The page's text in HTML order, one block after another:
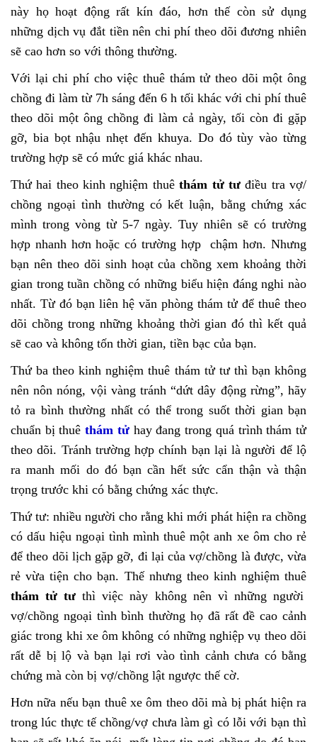
này họ hoạt động rất kín đáo, hơn thế còn sử dụng
những dịch vụ đắt tiền nên chi phí theo dõi đương nhiên
sẽ cao hơn so với thông thường.
Với lại chi phí cho việc thuê thám tử theo dõi một ông
chồng đi làm từ 7h sáng đến 6 h tối khác với chi phí thuê
theo dõi một ông chồng đi làm cả ngày, tối còn đi gặp
gỡ, bia bọt nhậu nhẹt đến khuya. Do đó tùy vào từng
trường hợp sẽ có mức giá khác nhau.
Thứ hai theo kinh nghiệm thuêthám tử tưđiều tra vợ/
chồng ngoại tình thường có kết luận, bằng chứng xác
mình trong vòng từ 5-7 ngày. Tuy nhiên sẽ có trường
hợp nhanh hơn hoặc có trường hợp chậm hơn. Nhưng
bạn nên theo dõi sinh hoạt của chồng xem khoảng thời
gian trong tuần chồng có những biểu hiện đáng nghi nào
nhất. Từ đó bạn liên hệ văn phòng thám tử để thuê theo
dõi chồng trong những khoảng thời gian đó thì kết quả
sẽ cao và không tốn thời gian, tiền bạc của bạn.
Thứ ba theo kinh nghiệm thuê thám tử tư thì bạn không
nên nôn nóng, vội vàng tránh “dứt dây động rừng”, hãy
tỏ ra bình thường nhất có thể trong suốt thời gian bạn
chuẩn bị thuê thám tửhay đang trong quá trình thám tử
theo dõi. Tránh trường hợp chính bạn lại là người để lộ
ra manh mối do đó bạn cần hết sức cẩn thận và thận
trọng trước khi có bằng chứng xác thực.
Thứ tư: nhiều người cho rằng khi mới phát hiện ra chồng
có dấu hiệu ngoại tình mình thuê một anh xe ôm cho rẻ
để theo dõi lịch gặp gỡ, đi lại của vợ/chồng là được, vừa
rẻ vừa tiện cho bạn. Thế nhưng theo kinh nghiệm thuê
thám tử tư thì việc này không nên vì những người
vợ/chồng ngoại tình bình thường họ đã rất đề cao cảnh
giác trong khi xe ôm không có những nghiệp vụ theo dõi
rất dễ bị lộ và bạn lại rơi vào tình cảnh chưa có bằng
chứng mà còn bị vợ/chồng lật ngược thế cờ.
Hơn nữa nếu bạn thuê xe ôm theo dõi mà bị phát hiện ra
trong lúc thực tế chồng/vợ chưa làm gì có lỗi với bạn thì